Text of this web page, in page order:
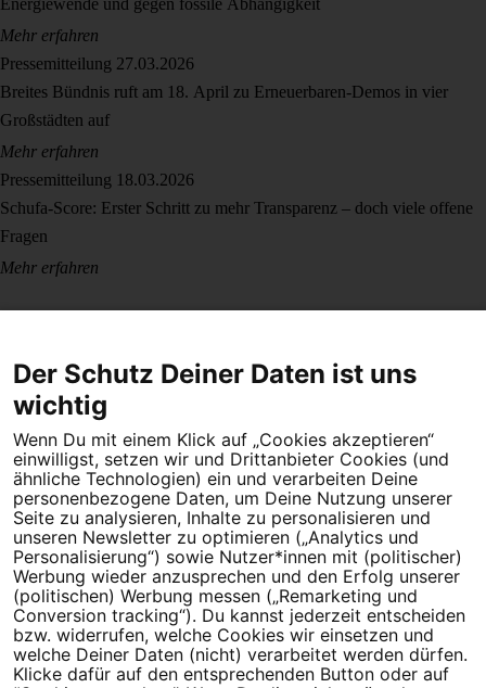
Energiewende und gegen fossile Abhängigkeit
Mehr erfahren
Pressemitteilung 27.03.2026
Breites Bündnis ruft am 18. April zu Erneuerbaren-Demos in vier
Großstädten auf
Mehr erfahren
Pressemitteilung 18.03.2026
Schufa-Score: Erster Schritt zu mehr Transparenz – doch viele offene
Fragen
Mehr erfahren
Dein Engagement macht den Unterschied. Schließe Dich 4,5
Millionen Menschen an.
Newsletter bestellen
Campact e.V.
IBAN DE95 2‍5‍1‍2 0‍5‍1‍0 6‍9‍8‍0 0‍0‍0‍0 0‍0
SozialBank
Der Schutz Deiner Daten ist uns
wichtig
Wenn Du mit einem Klick auf „Cookies akzeptieren“
einwilligst, setzen wir und Drittanbieter Cookies (und
ähnliche Technologien) ein und verarbeiten Deine
personenbezogene Daten, um Deine Nutzung unserer
Seite zu analysieren, Inhalte zu personalisieren und
unseren Newsletter zu optimieren („Analytics und
Personalisierung“) sowie Nutzer*innen mit (politischer)
Werbung wieder anzusprechen und den Erfolg unserer
(politischen) Werbung messen („Remarketing und
Conversion tracking“). Du kannst jederzeit entscheiden
bzw. widerrufen, welche Cookies wir einsetzen und
welche Deiner Daten (nicht) verarbeitet werden dürfen.
Klicke dafür auf den entsprechenden Button oder auf